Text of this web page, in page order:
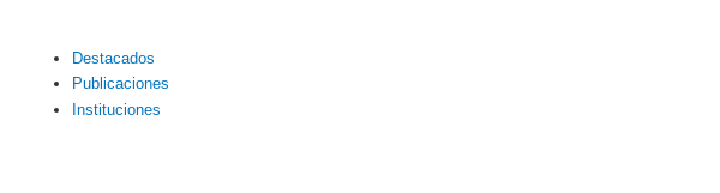
Destacados
Publicaciones
Instituciones